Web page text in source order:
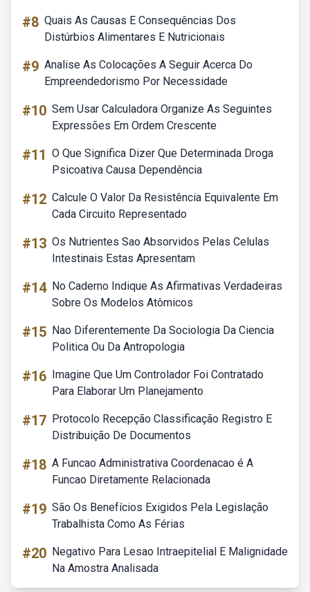
#8 Quais As Causas E Consequências Dos
Distúrbios Alimentares E Nutricionais
#9 Analise As Colocações A Seguir Acerca Do
Empreendedorismo Por Necessidade
#10 Sem Usar Calculadora Organize As Seguintes
Expressões Em Ordem Crescente
#11 O Que Significa Dizer Que Determinada Droga
Psicoativa Causa Dependência
#12 Calcule O Valor Da Resistência Equivalente Em
Cada Circuito Representado
#13 Os Nutrientes Sao Absorvidos Pelas Celulas
Intestinais Estas Apresentam
#14 No Caderno Indique As Afirmativas Verdadeiras
Sobre Os Modelos Atômicos
#15 Nao Diferentemente Da Sociologia Da Ciencia
Politica Ou Da Antropologia
#16 Imagine Que Um Controlador Foi Contratado
Para Elaborar Um Planejamento
#17 Protocolo Recepção Classificação Registro E
Distribuição De Documentos
#18 A Funcao Administrativa Coordenacao é A
Funcao Diretamente Relacionada
#19 São Os Benefícios Exigidos Pela Legislação
Trabalhista Como As Férias
#20 Negativo Para Lesao Intraepitelial E Malignidade
Na Amostra Analisada